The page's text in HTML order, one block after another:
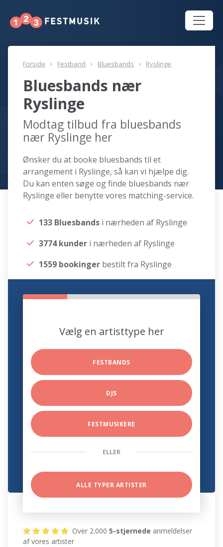
Forside Festband Bluesbands Ryslinge
Bluesbands nær
Ryslinge
Modtag tilbud fra bluesbands
nær Ryslinge her
Ønsker du at booke bluesbands til et
arrangement i Ryslinge, så kan vi hjælpe dig.
Du kan enten søge og finde bluesbands nær
Ryslinge eller benytte vores matching-service.
133 Bluesbands i nærheden af Ryslinge
3774 kunder i nærheden af Ryslinge
1559 bookinger bestilt fra Ryslinge
Vælg en artisttype her
FESTBANDS
DJS
FESTMUSIKERE
ELLER
ALLE TYPER ARTISTER
Over 2.0005-stjernede anmeldelser
af vores artister